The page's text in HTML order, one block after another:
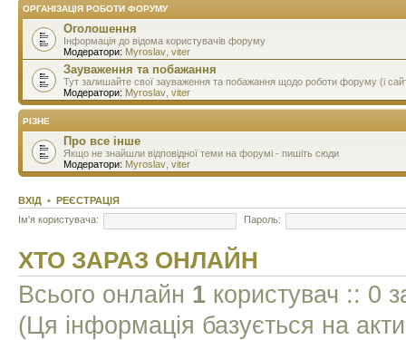
ОРГАНІЗАЦІЯ РОБОТИ ФОРУМУ
Оголошення
Інформація до відома користувачів форуму
Модератори: Myroslav viter
Зауваження та побажання
Тут залишайте свої зауваження та побажання щодо роботи форуму (і
Модератори: Myroslav viter
РІЗНЕ
Про все інше
Якщо не знайшли відповідної теми на форумі - пишіть сюди
Модератори: Myroslav viter
ВХІД • РЕЄСТРАЦІЯ
Ім'я користувача:
Пароль:
ХТО ЗАРАЗ ОНЛАЙН
Всього онлайн 1 користувач :: 0
(Ця інформація базується на